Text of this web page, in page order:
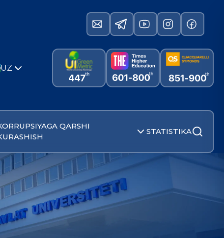
UZ
QARSHI
STATISTIKA